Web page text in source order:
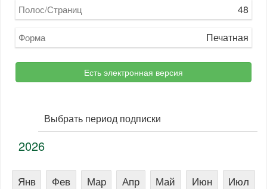
Полос/Страниц 48
Форма Печатная
Есть электронная версия
Выбрать период подписки
2026
Янв Фев Мар Апр Май Июн
Июл